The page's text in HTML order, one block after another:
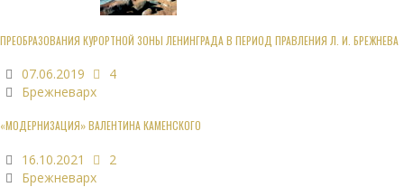
ПРЕОБРАЗОВАНИЯ КУРОРТНОЙ ЗОНЫ ЛЕНИНГРАДА В ПЕРИОД ПРАВЛЕНИЯ Л. И. БРЕЖНЕВА
07.06.2019
4
Брежневарх
«МОДЕРНИЗАЦИЯ» ВАЛЕНТИНА КАМЕНСКОГО
16.10.2021
2
Брежневарх